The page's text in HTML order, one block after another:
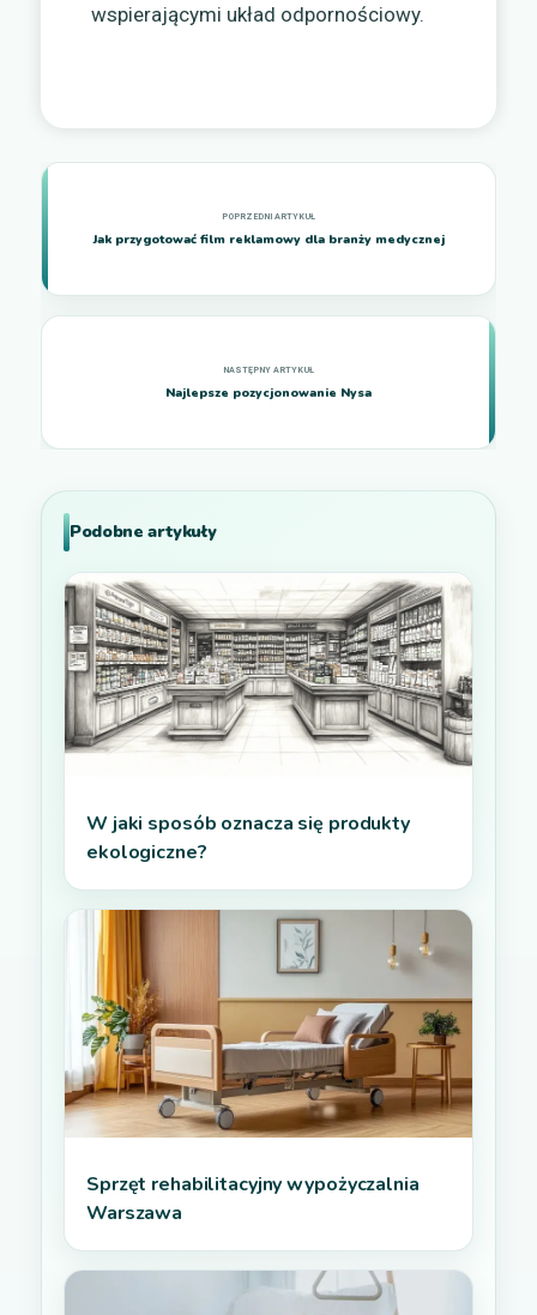
wspierającymi układ odpornościowy.
Jak przygotować film reklamowy dla branży medycznej
Najlepsze pozycjonowanie Nysa
Podobne artykuły
W jaki sposób oznacza się produkty
ekologiczne?
Sprzęt rehabilitacyjny wypożyczalnia
Warszawa